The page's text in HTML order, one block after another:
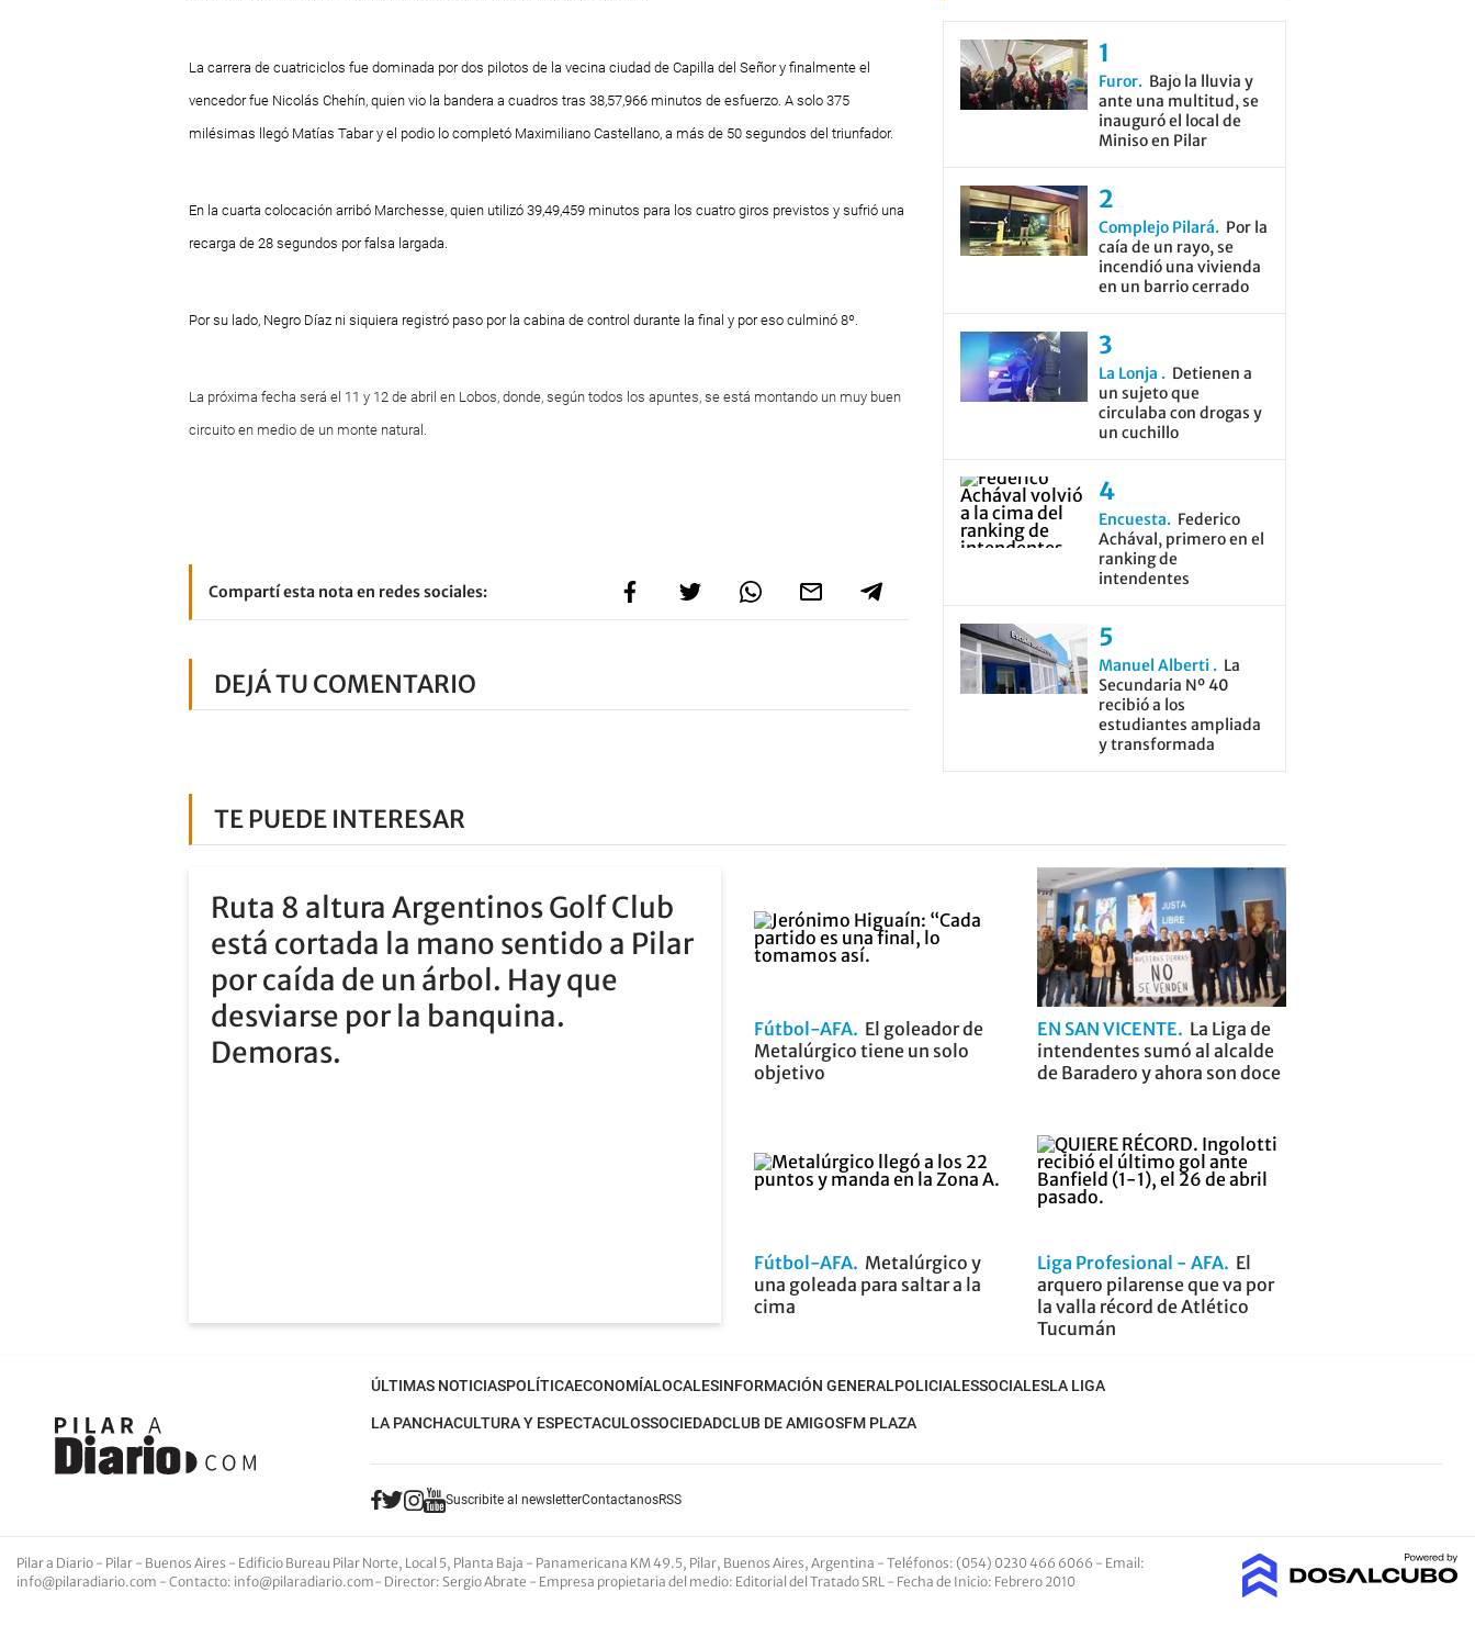
La carrera de cuatriciclos fue dominada por dos pilotos de la vecina ciudad de Capilla del Señor y finalmente el
vencedor fue Nicolás Chehín, quien vio la bandera a cuadros tras 38,57,966 minutos de esfuerzo. A solo 375
milésimas llegó Matías Tabar y el podio lo completó Maximiliano Castellano, a más de 50 segundos del triunfador.
En la cuarta colocación arribó Marchesse, quien utilizó 39,49,459 minutos para los cuatro giros previstos y sufrió una
recarga de 28 segundos por falsa largada.
Por su lado, Negro Díaz ni siquiera registró paso por la cabina de control durante la final y por eso culminó 8º.
La próxima fecha será el 11 y 12 de abril en Lobos, donde, según todos los apuntes, se está montando un muy buen
circuito en medio de un monte natural.
Compartí esta nota en redes sociales:
DEJÁ TU COMENTARIO
Furor
Bajo la lluvia y
ante una multitud, se
inauguró el local de
Miniso en Pilar
Complejo Pilará
Por la
caía de un rayo, se
incendió una vivienda
en un barrio cerrado
La Lonja
Detienen a
un sujeto que
circulaba con drogas y
un cuchillo
Encuesta
Federico
Achával, primero en el
ranking de
intendentes
Manuel Alberti
La
Secundaria Nº 40
recibió a los
estudiantes ampliada
y transformada
TE PUEDE INTERESAR
Ruta 8 altura Argentinos Golf Club
está cortada la mano sentido a Pilar
por caída de un árbol. Hay que
desviarse por la banquina.
Demoras.
Fútbol-AFA El goleador de
Metalúrgico tiene un solo
objetivo
EN SAN VICENTE
La Liga de
intendentes sumó al alcalde
de Baradero y ahora son doce
Fútbol-AFA Metalúrgico y
una goleada para saltar a la
cima
Liga Profesional - AFA
El
arquero pilarense que va por
la valla récord de Atlético
Tucumán
ÚLTIMAS NOTICIASPOLÍTICAECONOMÍALOCALESINFORMACIÓN GENERALPOLICIALESSOCIALESLA LIGA
LA PANCHACULTURA Y ESPECTACULOSSOCIEDADCLUB DE AMIGOSFM PLAZA
Suscribite al newsletterContactanosRSS
Pilar a Diario - Pilar - Buenos Aires - Edificio Bureau Pilar Norte, Local 5, Planta Baja - Panamericana KM 49.5, Pilar, Buenos Aires, Argentina - Teléfonos: (054) 0230 466 6066 - Email:
info@pilaradiario.com - Contacto: info@pilaradiario.com- Director: Sergio Abrate - Empresa propietaria del medio: Editorial del Tratado SRL - Fecha de Inicio: Febrero 2010